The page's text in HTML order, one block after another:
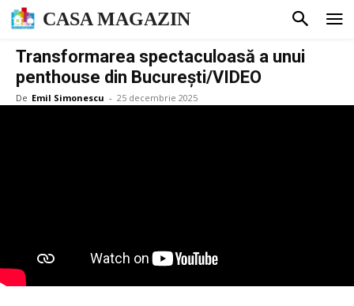
CASA MAGAZIN
Transformarea spectaculoasă a unui
penthouse din București/VIDEO
De Emil Simonescu - 25 decembrie 2025